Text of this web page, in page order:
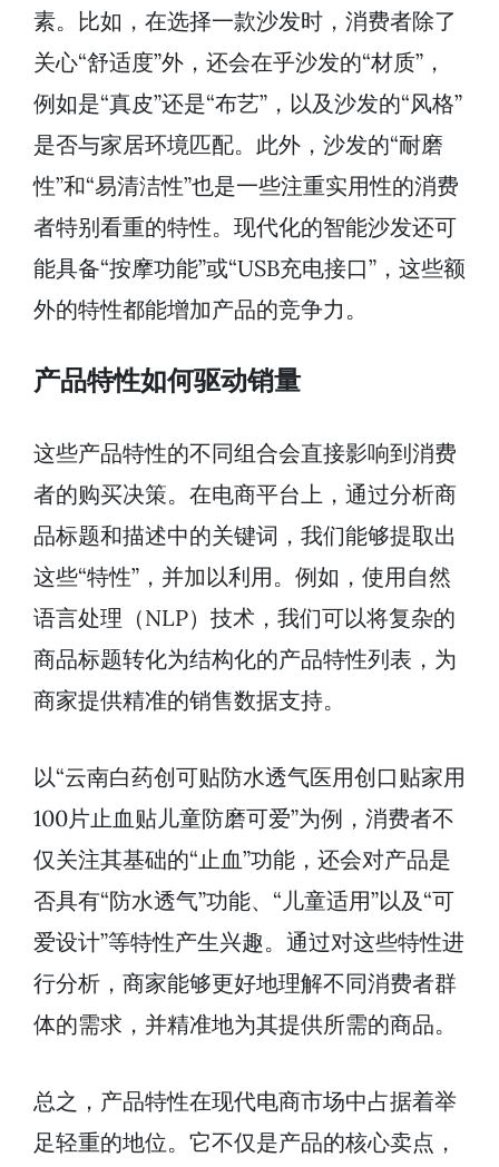
素。比如，在选择一款沙发时，消费者除了
关心“舒适度”外，还会在乎沙发的“材质”，
例如是“真皮”还是“布艺”，以及沙发的“风格”
是否与家居环境匹配。此外，沙发的“耐磨
性”和“易清洁性”也是一些注重实用性的消费
者特别看重的特性。现代化的智能沙发还可
能具备“按摩功能”或“USB充电接口”，这些额
外的特性都能增加产品的竞争力。
产品特性如何驱动销量
这些产品特性的不同组合会直接影响到消费
者的购买决策。在电商平台上，通过分析商
品标题和描述中的关键词，我们能够提取出
这些“特性”，并加以利用。例如，使用自然
语言处理（NLP）技术，我们可以将复杂的
商品标题转化为结构化的产品特性列表，为
商家提供精准的销售数据支持。
以“云南白药创可贴防水透气医用创口贴家用
100片止血贴儿童防磨可爱”为例，消费者不
仅关注其基础的“止血”功能，还会对产品是
否具有“防水透气”功能、“儿童适用”以及“可
爱设计”等特性产生兴趣。通过对这些特性进
行分析，商家能够更好地理解不同消费者群
体的需求，并精准地为其提供所需的商品。
总之，产品特性在现代电商市场中占据着举
足轻重的地位。它不仅是产品的核心卖点，